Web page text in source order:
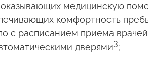
оказывающих медицинскую
комфортность
с расписанием приема
дверями3;